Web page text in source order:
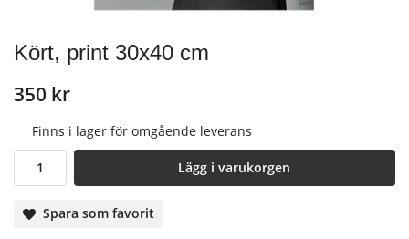
Kört, print 30x40 cm
350 kr
Finns i lager för omgående leverans
Lägg i varukorgen
Spara som favorit